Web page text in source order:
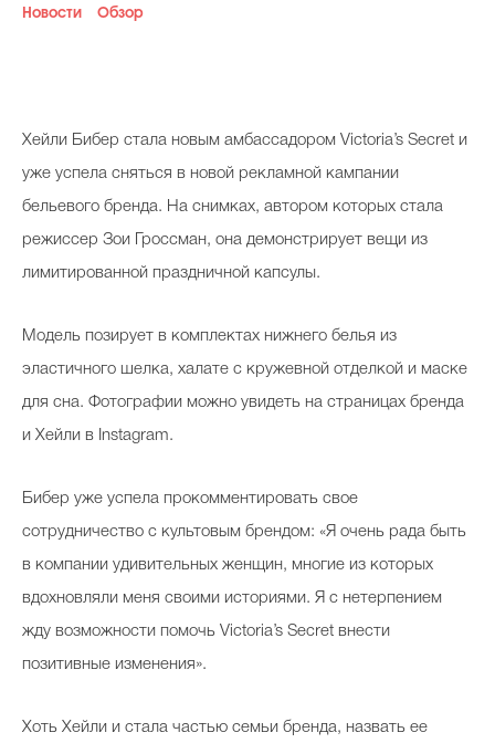
Бьютихакер / Мама-хакер
Полиция красоты
Фотоальбом
Интервью со звездой
Новости Обзор
Хейли Бибер стала новым амбассадором Victoria’s Secret и
уже успела сняться в новой рекламной кампании
бельевого бренда. На снимках, автором которых стала
режиссер Зои Гроссман, она демонстрирует вещи из
лимитированной праздничной капсулы.
Модель позирует в комплектах нижнего белья из
эластичного шелка, халате с кружевной отделкой и маске
для сна. Фотографии можно увидеть на страницах бренда
и Хейли в Instagram.
Бибер уже успела прокомментировать свое
сотрудничество с культовым брендом: «Я очень рада быть
в компании удивительных женщин, многие из которых
вдохновляли меня своими историями. Я с нетерпением
жду возможности помочь Victoria’s Secret внести
позитивные изменения».
Хоть Хейли и стала частью семьи бренда, назвать ее